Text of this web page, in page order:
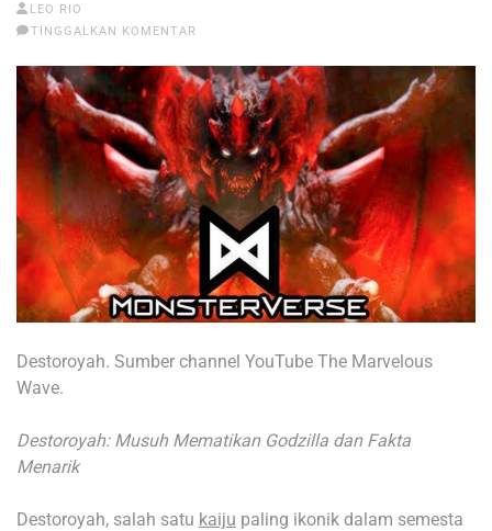
LEO RIO
TINGGALKAN KOMENTAR
Destoroyah. Sumber channel YouTube The Marvelous
Wave.
Destoroyah: Musuh Mematikan Godzilla dan Fakta
Menarik
Destoroyah, salah satu kaiju paling ikonik dalam semesta